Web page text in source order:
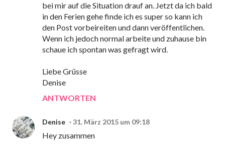
bei mir auf die Situation drauf an. Jetzt da ich bald
in den Ferien gehe finde ich es super so kann ich
den Post vorbeireiten und dann veröffentlichen.
Wenn ich jedoch normal arbeite und zuhause bin
schaue ich spontan was gefragt wird.
Liebe Grüsse
Denise
ANTWORTEN
Denise 31. März 2015 um 09:18
Hey zusammen